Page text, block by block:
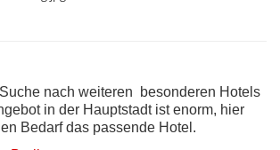
nach weiteren besonderen Hotels
in der Hauptstadt ist enorm, hier
Bedarf das passende Hotel.